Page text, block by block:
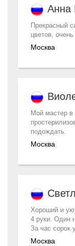
Анна
Прекрасный
цветов,
Москва
Мой мастер в
подождать.
Москва
Хороший и
4 руки. Один
За час сорок
Москва